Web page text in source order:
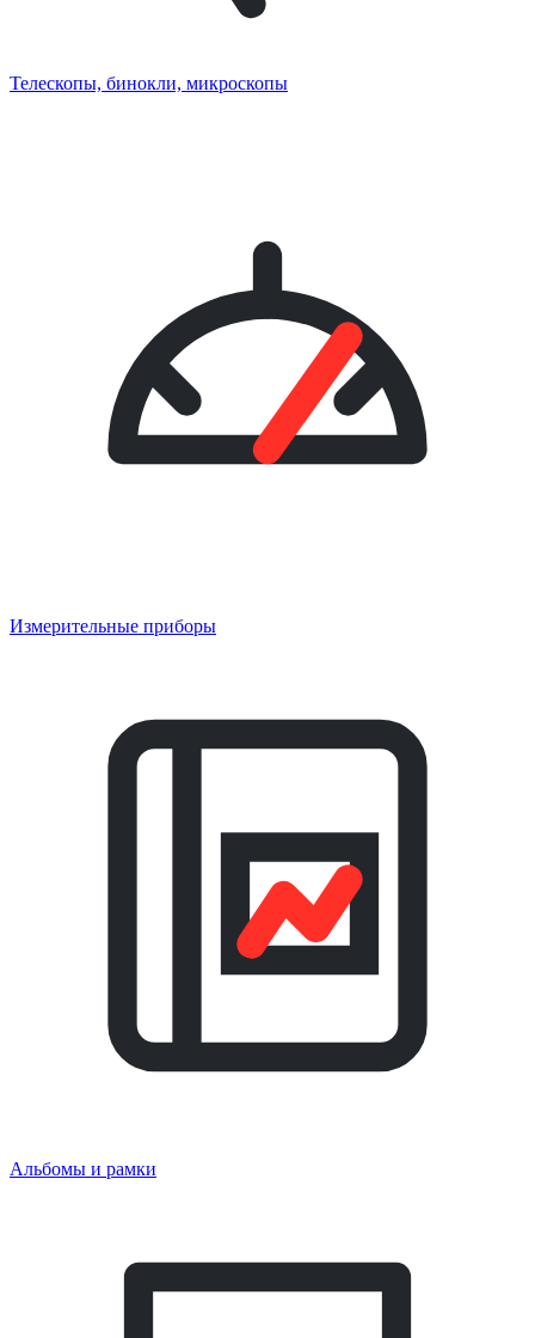
Телескопы, бинокли, микроскопы
Измерительные приборы
Альбомы и рамки